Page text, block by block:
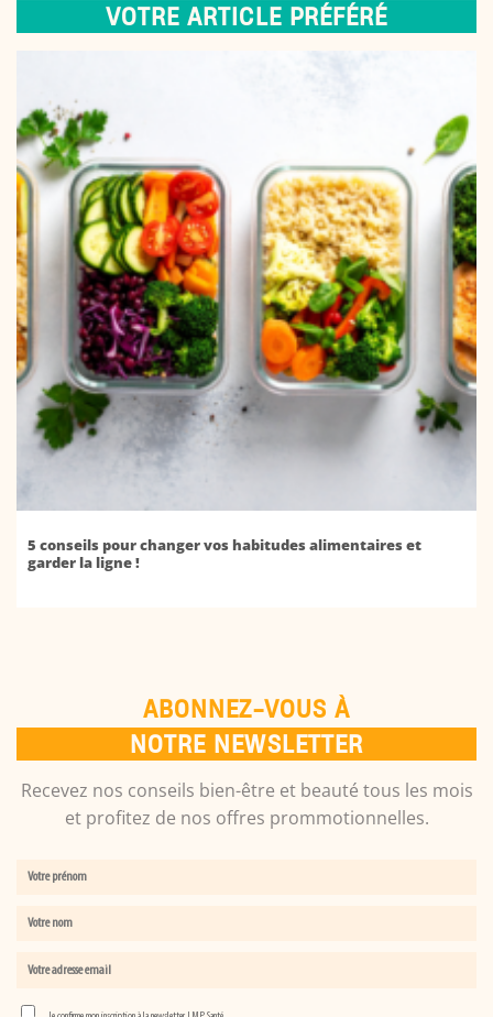
VOTRE ARTICLE PRÉFÉRÉ
5 conseils pour changer vos habitudes alimentaires et
garder la ligne !
ABONNEZ-VOUS À
NOTRE NEWSLETTER
Recevez nos conseils bien-être et beauté tous les mois
et profitez de nos offres prommotionnelles.